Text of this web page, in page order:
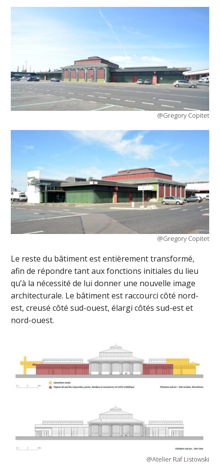
@Gregory Copitet
@Gregory Copitet
Le reste du bâtiment est entièrement transformé,
afin de répondre tant aux fonctions initiales du lieu
qu’à la nécessité de lui donner une nouvelle image
architecturale. Le bâtiment est raccourci côté nord-
est, creusé côté sud-ouest, élargi côtés sud-est et
nord-ouest.
@Atelier Raf Listowski